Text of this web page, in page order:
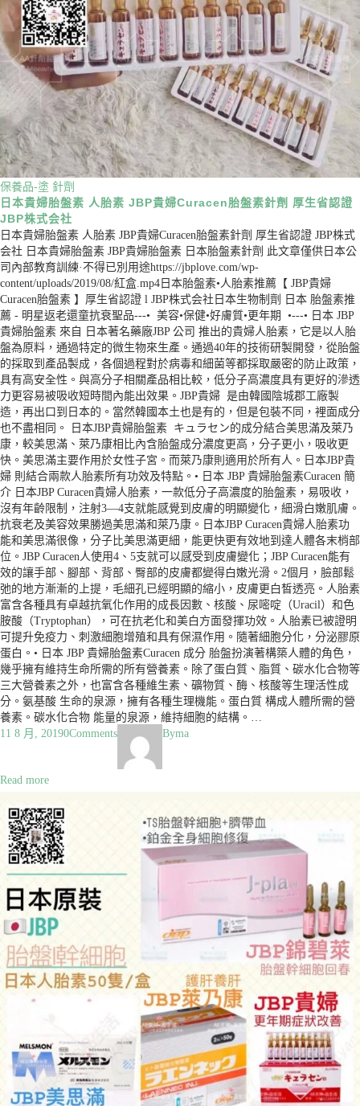
保養品-塗 針劑
日本貴婦胎盤素 人胎素 JBP貴婦Curacen胎盤素針劑 厚生省認證
JBP株式会社
日本貴婦胎盤素 人胎素 JBP貴婦Curacen胎盤素針劑 厚生省認證 JBP株式
会社 日本貴婦胎盤素 JBP貴婦胎盤素 日本胎盤素針劑 此文章僅供日本公
司內部教育訓練·不得已別用途https://jbplove.com/wp-
content/uploads/2019/08/紅盒.mp4日本胎盤素•人胎素推薦【 JBP貴婦
Curacen胎盤素 】厚生省認證 l JBP株式会社日本生物制劑 日本 胎盤素推
薦 - 明星返老還童抗衰聖品---• 美容•保健•好膚質•更年期 •---• 日本 JBP
貴婦胎盤素 來自 日本著名藥廠JBP 公司 推出的貴婦人胎素，它是以人胎
盤為原料，通過特定的微生物來生產。通過40年的技術研製開發，從胎盤
的採取到產品製成，各個過程對於病毒和細菌等都採取嚴密的防止政策，
具有高安全性。與高分子相關產品相比較，低分子高濃度具有更好的滲透
力更容易被吸收短時間內能出效果。JBP貴婦 是由韓國陰城郡工廠製
造，再出口到日本的。當然韓國本土也是有的，但是包裝不同，裡面成分
也不盡相同。 日本JBP貴婦胎盤素 キュラセン的成分結合美思滿及萊乃
康，較美思滿、萊乃康相比內含胎盤成分濃度更高，分子更小，吸收更
快。美思滿主要作用於女性子宮。而萊乃康則適用於所有人。日本JBP貴
婦 則結合兩款人胎素所有功效及特點。• 日本 JBP 貴婦胎盤素Curacen 簡
介 日本JBP Curacen貴婦人胎素，一款低分子高濃度的胎盤素，易吸收，
沒有年齡限制，注射3—4支就能感覺到皮膚的明顯變化，細滑白嫩肌膚。
抗衰老及美容效果勝過美思滿和萊乃康。日本JBP Curacen貴婦人胎素功
能和美思滿很像，分子比美思滿更細，能更快更有效地到達人體各末梢部
位。JBP Curacen人使用4、5支就可以感受到皮膚變化；JBP Curacen能有
效的讓手部、腳部、背部、臀部的皮膚都變得白嫩光滑。2個月，臉部鬆
弛的地方漸漸的上提，毛細孔已經明顯的縮小，皮膚更白皙透亮。人胎素
富含各種具有卓越抗氧化作用的成長因數、核酸、尿嘧啶（Uracil）和色
胺酸（Tryptophan），可在抗老化和美白方面發揮功效。人胎素已被證明
可提升免疫力、刺激細胞增殖和具有保濕作用。隨著細胞分化，分泌膠原
蛋白。• 日本 JBP 貴婦胎盤素Curacen 成分 胎盤扮演著構築人體的角色，
幾乎擁有維持生命所需的所有營養素。除了蛋白質、脂質、碳水化合物等
三大營養素之外，也富含各種維生素、礦物質、酶、核酸等生理活性成
分。氨基酸 生命的泉源，擁有各種生理機能。蛋白質 構成人體所需的營
養素。碳水化合物 能量的泉源，維持細胞的結構。…
11 8 月, 20190Comments Byma
Read more